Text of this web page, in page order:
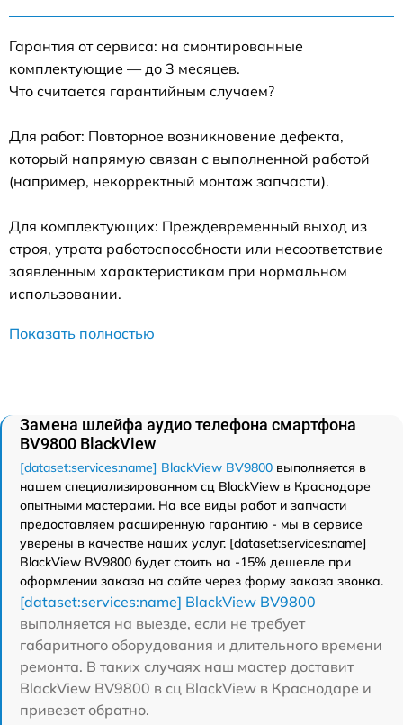
Гарантия от сервиса: на смонтированные
комплектующие — до 3 месяцев.
Что считается гарантийным случаем?
Для работ: Повторное возникновение дефекта,
который напрямую связан с выполненной работой
(например, некорректный монтаж запчасти).
Для комплектующих: Преждевременный выход из
строя, утрата работоспособности или несоответствие
заявленным характеристикам при нормальном
использовании.
Показать полностью
Замена шлейфа аудио телефона смартфона
BV9800 BlackView
[dataset:services:name] BlackView BV9800 выполняется в
нашем специализированном сц BlackView в Краснодаре
опытными мастерами. На все виды работ и запчасти
предоставляем расширенную гарантию - мы в сервисе
уверены в качестве наших услуг. [dataset:services:name]
BlackView BV9800 будет стоить на -15% дешевле при
оформлении заказа на сайте через форму заказа звонка.
[dataset:services:name] BlackView BV9800
выполняется на выезде, если не требует
габаритного оборудования и длительного времени
ремонта. В таких случаях наш мастер доставит
BlackView BV9800 в сц BlackView в Краснодаре и
привезет обратно.